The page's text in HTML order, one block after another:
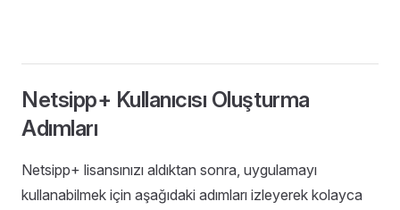
Netsipp+ Kullanıcısı Oluşturma
Adımları
Netsipp+ lisansınızı aldıktan sonra, uygulamayı
kullanabilmek için aşağıdaki adımları izleyerek kolayca